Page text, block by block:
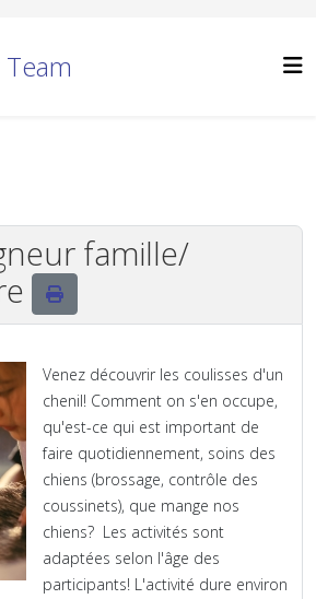
famille/
Venez découvrir les coulisses d'un
chenil! Comment on s'en occupe,
qu'est-ce qui est important de
faire quotidiennement, soins des
chiens (brossage, contrôle des
coussinets), que mange nos
chiens? Les activités sont
adaptées selon l'âge des
participants! L'activité dure environ